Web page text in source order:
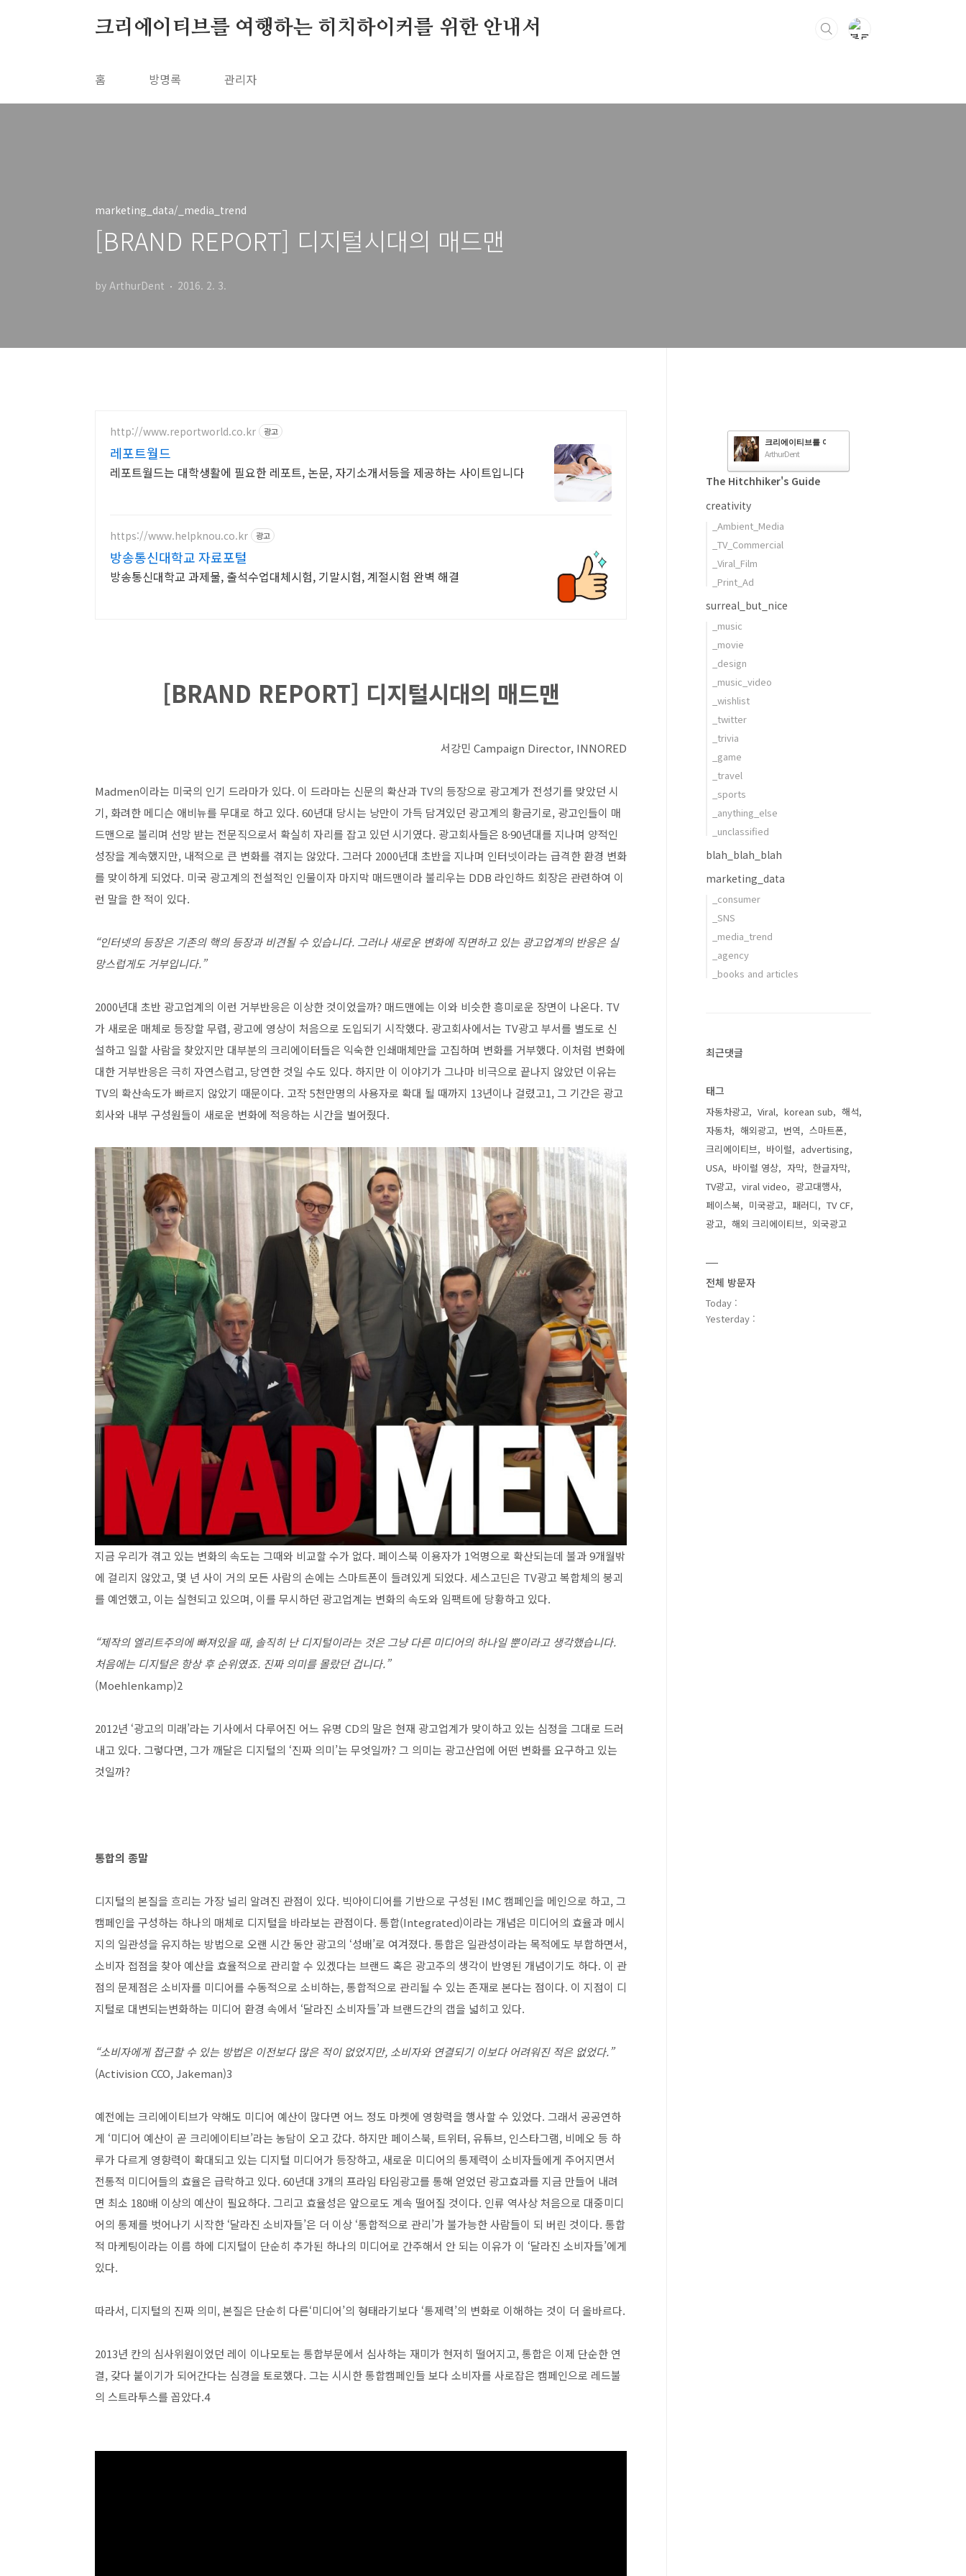
크리에이티브를 여행하는 히치하이커를 위한 안내서
홈 방명록 관리자
marketing_data/_media_trend
[BRAND REPORT] 디지털시대의 매드맨
by ArthurDent 2016. 2. 3.
http://www.reportworld.co.kr 광고
레포트월드
레포트월드는 대학생활에 필요한 레포트, 논문, 자기소개서등을 제공하는 사이트입니다
https://www.helpknou.co.kr 광고
방송통신대학교 자료포털
방송통신대학교 과제물, 출석수업대체시험, 기말시험, 계절시험 완벽 해결
[BRAND REPORT] 디지털시대의 매드맨
서강민 Campaign Director, INNORED
Madmen이라는 미국의 인기 드라마가 있다. 이 드라마는 신문의 확산과 TV의 등장으로 광고계가 전성기를 맞았던 시
기, 화려한 메디슨 애비뉴를 무대로 하고 있다. 60년대 당시는 낭만이 가득 담겨있던 광고계의 황금기로, 광고인들이 매
드맨으로 불리며 선망 받는 전문직으로서 확실히 자리를 잡고 있던 시기였다. 광고회사들은 8·90년대를 지나며 양적인
성장을 계속했지만, 내적으로 큰 변화를 겪지는 않았다. 그러다 2000년대 초반을 지나며 인터넷이라는 급격한 환경 변화
를 맞이하게 되었다. 미국 광고계의 전설적인 인물이자 마지막 매드맨이라 불리우는 DDB 라인하드 회장은 관련하여 이
런 말을 한 적이 있다.
“인터넷의 등장은 기존의 핵의 등장과 비견될 수 있습니다. 그러나 새로운 변화에 직면하고 있는 광고업계의 반응은 실
망스럽게도 거부입니다.”
2000년대 초반 광고업계의 이런 거부반응은 이상한 것이었을까? 매드맨에는 이와 비슷한 흥미로운 장면이 나온다. TV
가 새로운 매체로 등장할 무렵, 광고에 영상이 처음으로 도입되기 시작했다. 광고회사에서는 TV광고 부서를 별도로 신
설하고 일할 사람을 찾았지만 대부분의 크리에이터들은 익숙한 인쇄매체만을 고집하며 변화를 거부했다. 이처럼 변화에
대한 거부반응은 극히 자연스럽고, 당연한 것일 수도 있다. 하지만 이 이야기가 그나마 비극으로 끝나지 않았던 이유는
TV의 확산속도가 빠르지 않았기 때문이다. 고작 5천만명의 사용자로 확대 될 때까지 13년이나 걸렸고1, 그 기간은 광고
회사와 내부 구성원들이 새로운 변화에 적응하는 시간을 벌어줬다.
지금 우리가 겪고 있는 변화의 속도는 그때와 비교할 수가 없다. 페이스북 이용자가 1억명으로 확산되는데 불과 9개월밖
에 걸리지 않았고, 몇 년 사이 거의 모든 사람의 손에는 스마트폰이 들려있게 되었다. 세스고딘은 TV광고 복합체의 붕괴
를 예언했고, 이는 실현되고 있으며, 이를 무시하던 광고업계는 변화의 속도와 임팩트에 당황하고 있다.
“제작의 엘리트주의에 빠져있을 때, 솔직히 난 디지털이라는 것은 그냥 다른 미디어의 하나일 뿐이라고 생각했습니다.
처음에는 디지털은 항상 후 순위였죠. 진짜 의미를 몰랐던 겁니다.”
(Moehlenkamp)2
2012년 ‘광고의 미래’라는 기사에서 다루어진 어느 유명 CD의 말은 현재 광고업계가 맞이하고 있는 심정을 그대로 드러
내고 있다. 그렇다면, 그가 깨달은 디지털의 ‘진짜 의미’는 무엇일까? 그 의미는 광고산업에 어떤 변화를 요구하고 있는
것일까?
통합의 종말
디지털의 본질을 흐리는 가장 널리 알려진 관점이 있다. 빅아이디어를 기반으로 구성된 IMC 캠페인을 메인으로 하고, 그
캠페인을 구성하는 하나의 매체로 디지털을 바라보는 관점이다. 통합(Integrated)이라는 개념은 미디어의 효율과 메시
지의 일관성을 유지하는 방법으로 오랜 시간 동안 광고의 ‘성배’로 여겨졌다. 통합은 일관성이라는 목적에도 부합하면서,
소비자 접점을 찾아 예산을 효율적으로 관리할 수 있겠다는 브랜드 혹은 광고주의 생각이 반영된 개념이기도 하다. 이 관
점의 문제점은 소비자를 미디어를 수동적으로 소비하는, 통합적으로 관리될 수 있는 존재로 본다는 점이다. 이 지점이 디
지털로 대변되는변화하는 미디어 환경 속에서 ‘달라진 소비자들’과 브랜드간의 갭을 넓히고 있다.
“소비자에게 접근할 수 있는 방법은 이전보다 많은 적이 없었지만, 소비자와 연결되기 이보다 어려워진 적은 없었다.”
(Activision CCO, Jakeman)3
예전에는 크리에이티브가 약해도 미디어 예산이 많다면 어느 정도 마켓에 영향력을 행사할 수 있었다. 그래서 공공연하
게 ‘미디어 예산이 곧 크리에이티브’라는 농담이 오고 갔다. 하지만 페이스북, 트위터, 유튜브, 인스타그램, 비메오 등 하
루가 다르게 영향력이 확대되고 있는 디지털 미디어가 등장하고, 새로운 미디어의 통제력이 소비자들에게 주어지면서
전통적 미디어들의 효율은 급락하고 있다. 60년대 3개의 프라임 타임광고를 통해 얻었던 광고효과를 지금 만들어 내려
면 최소 180배 이상의 예산이 필요하다. 그리고 효율성은 앞으로도 계속 떨어질 것이다. 인류 역사상 처음으로 대중미디
어의 통제를 벗어나기 시작한 ‘달라진 소비자들’은 더 이상 ‘통합적으로 관리’가 불가능한 사람들이 되 버린 것이다. 통합
적 마케팅이라는 이름 하에 디지털이 단순히 추가된 하나의 미디어로 간주해서 안 되는 이유가 이 ‘달라진 소비자들’에게
있다.
따라서, 디지털의 진짜 의미, 본질은 단순히 다른‘미디어’의 형태라기보다 ‘통제력’의 변화로 이해하는 것이 더 올바르다.
2013년 칸의 심사위원이었던 레이 이나모토는 통합부문에서 심사하는 재미가 현저히 떨어지고, 통합은 이제 단순한 연
결, 갖다 붙이기가 되어간다는 심경을 토로했다. 그는 시시한 통합캠페인들 보다 소비자를 사로잡은 캠페인으로 레드불
의 스트라투스를 꼽았다.4
크리에이티브를 여행하는 히치하이커를 위한 안내서
ArthurDent
The Hitchhiker's Guide
creativity
_Ambient_Media
_TV_Commercial
_Viral_Film
_Print_Ad
surreal_but_nice
_music
_movie
_design
_music_video
_wishlist
_twitter
_trivia
_game
_travel
_sports
_anything_else
_unclassified
blah_blah_blah
marketing_data
_consumer
_SNS
_media_trend
_agency
_books and articles
최근댓글
태그
자동차광고 Viral korean sub
해석
자동차
해외광고 번역
스마트폰
크리에이티브
바이럴
advertising
USA
바이럴 영상 자막
한글자막
TV광고
viral video
광고대행사
페이스북
미국광고 패러디
TV CF
광고
해외 크리에이티브 외국광고
전체 방문자
Today :
Yesterday :